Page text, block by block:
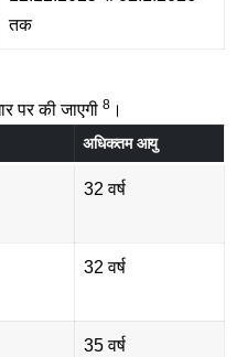
तक
पर की जाएगी 8 ।
अधिकतम आयु
32 वर्ष
32 वर्ष
35 वर्ष